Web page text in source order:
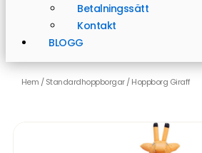
Betalningssätt
Kontakt
BLOGG
Hem /Standardhoppborgar/ Hoppborg Giraff